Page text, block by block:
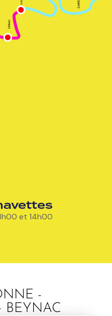
et 14h00
-
BEYNAC